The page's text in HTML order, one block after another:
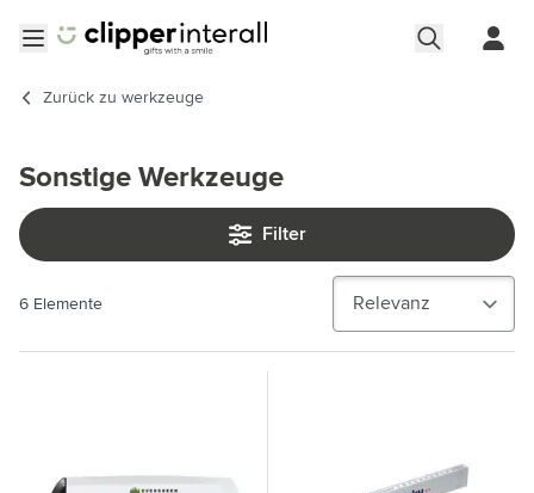
Zurück zu werkzeuge
Sonstige Werkzeuge
Filter
6 Elemente